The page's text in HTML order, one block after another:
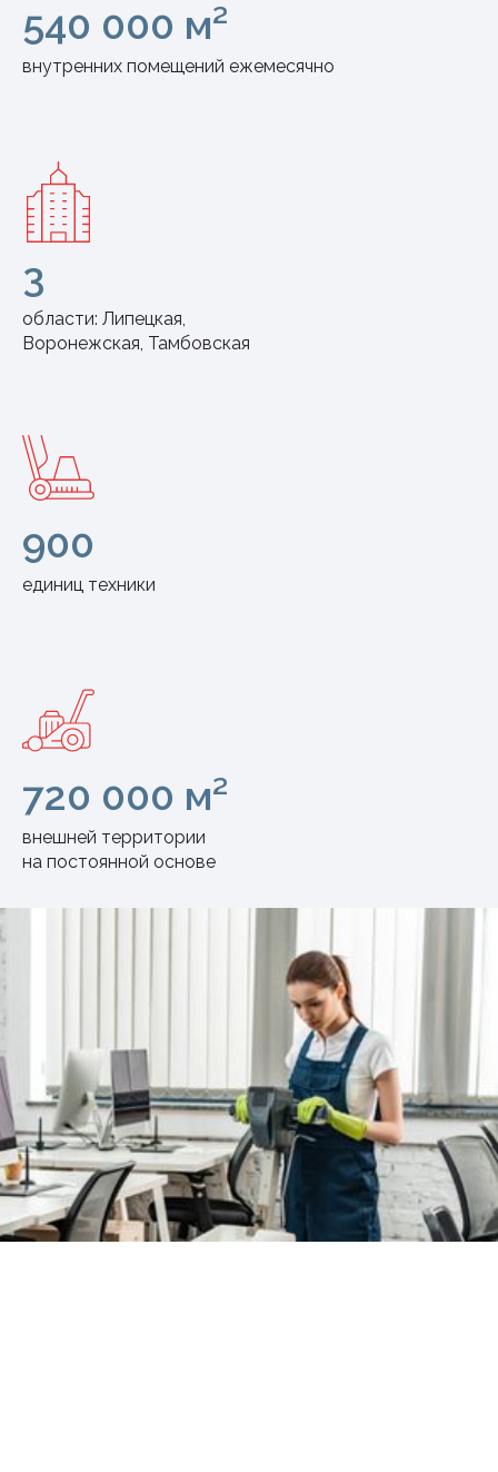
540 000 м²
внутренних помещений ежемесячно
3
области: Липецкая,
Воронежская, Тамбовская
900
единиц техники
720 000 м²
внешней территории
на постоянной основе